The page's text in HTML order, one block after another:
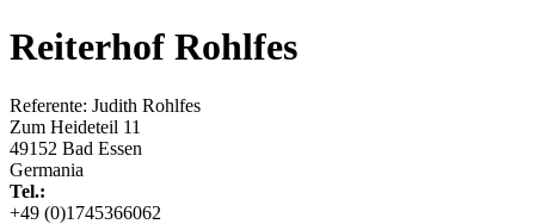
Reiterhof Rohlfes
Referente: Judith Rohlfes
Zum Heideteil 11
49152 Bad Essen
Germania
Tel.:
+49 (0)1745366062